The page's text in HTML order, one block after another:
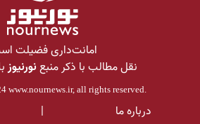
امانت‌داری فضیلت
نقل مطالب با ذکر منبعنورنیوز
www.nournews.ir, all rights reserved.
درباره ما |